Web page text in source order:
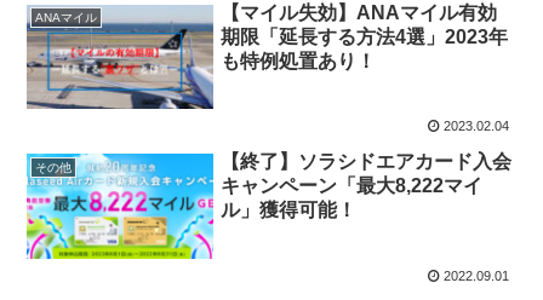
ANAマイル
【マイル失効】ANAマイル有効
期限「延長する方法4選」2023年
も特例処置あり！
2023.02.04
その他
【終了】ソラシドエアカード入会
キャンペーン「最大8,222マイ
ル」獲得可能！
2022.09.01